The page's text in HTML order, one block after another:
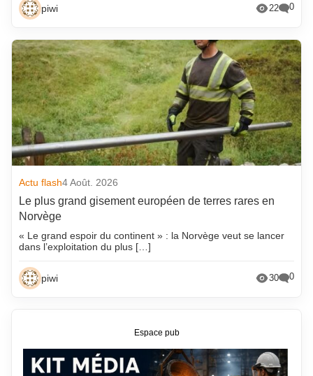
piwi 22 0
Actu flash4 Août. 2026
Le plus grand gisement européen de terres rares en
Norvège
« Le grand espoir du continent » : la Norvège veut se lancer
dans l’exploitation du plus […]
piwi 30 0
Espace pub